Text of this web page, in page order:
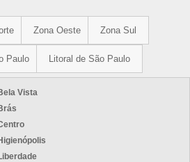
Zona Oeste Zona Sul
Paulo Litoral de São Paulo
Vista